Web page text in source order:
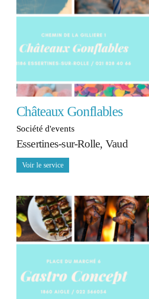
Châteaux Gonflables
Société d'events
Essertines-sur-Rolle, Vaud